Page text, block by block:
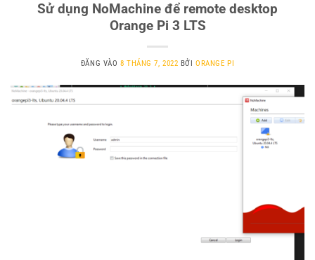
Sử dụng NoMachine để remote desktop
Orange Pi 3 LTS
ĐĂNG VÀO 8 THÁNG 7, 2022 BỞIORANGE PI